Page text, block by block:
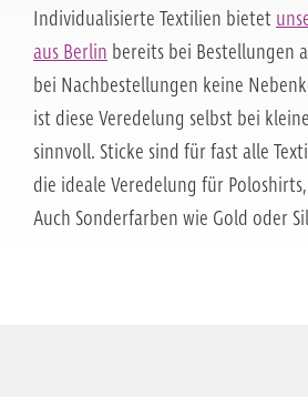
Individualisierte Textilien bietet
aus Berlin bereits bei Bestellungen
bei Nachbestellungen keine
ist diese Veredelung selbst bei
sinnvoll. Sticke sind für fast alle
die ideale Veredelung für
Auch Sonderfarben wie Gold oder